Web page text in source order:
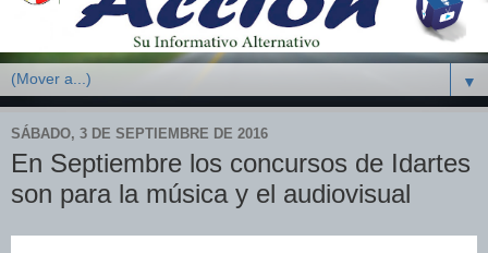
▼
SÁBADO, 3 DE SEPTIEMBRE DE 2016
En Septiembre los concursos de Idartes
son para la música y el audiovisual